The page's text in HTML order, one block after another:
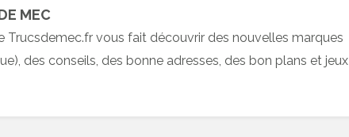
MEC
Trucsdemec.fr vous fait découvrir des nouvelles marques
des conseils, des bonne adresses, des bon plans et jeux